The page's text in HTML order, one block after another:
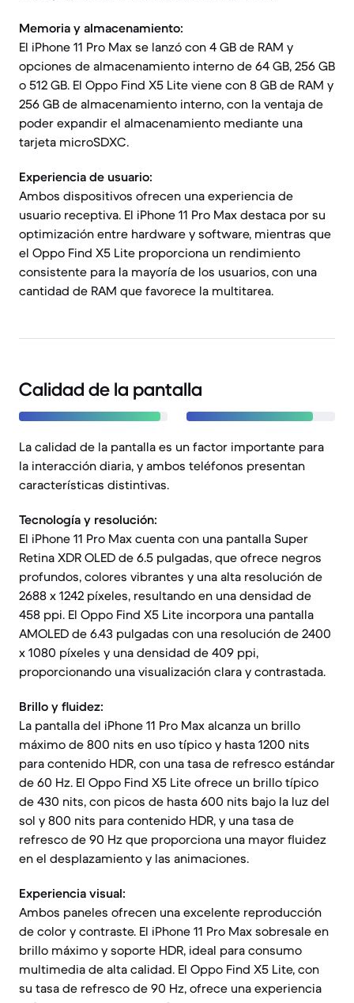
Memoria y almacenamiento:
El iPhone 11 Pro Max se lanzó con 4 GB de RAM y
opciones de almacenamiento interno de 64 GB, 256 GB
o 512 GB. El Oppo Find X5 Lite viene con 8 GB de RAM y
256 GB de almacenamiento interno, con la ventaja de
poder expandir el almacenamiento mediante una
tarjeta microSDXC.
Experiencia de usuario:
Ambos dispositivos ofrecen una experiencia de
usuario receptiva. El iPhone 11 Pro Max destaca por su
optimización entre hardware y software, mientras que
el Oppo Find X5 Lite proporciona un rendimiento
consistente para la mayoría de los usuarios, con una
cantidad de RAM que favorece la multitarea.
Calidad de la pantalla
La calidad de la pantalla es un factor importante para
la interacción diaria, y ambos teléfonos presentan
características distintivas.
Tecnología y resolución:
El iPhone 11 Pro Max cuenta con una pantalla Super
Retina XDR OLED de 6.5 pulgadas, que ofrece negros
profundos, colores vibrantes y una alta resolución de
2688 x 1242 píxeles, resultando en una densidad de
458 ppi. El Oppo Find X5 Lite incorpora una pantalla
AMOLED de 6.43 pulgadas con una resolución de 2400
x 1080 píxeles y una densidad de 409 ppi,
proporcionando una visualización clara y contrastada.
Brillo y fluidez:
La pantalla del iPhone 11 Pro Max alcanza un brillo
máximo de 800 nits en uso típico y hasta 1200 nits
para contenido HDR, con una tasa de refresco estándar
de 60 Hz. El Oppo Find X5 Lite ofrece un brillo típico
de 430 nits, con picos de hasta 600 nits bajo la luz del
sol y 800 nits para contenido HDR, y una tasa de
refresco de 90 Hz que proporciona una mayor fluidez
en el desplazamiento y las animaciones.
Experiencia visual:
Ambos paneles ofrecen una excelente reproducción
de color y contraste. El iPhone 11 Pro Max sobresale en
brillo máximo y soporte HDR, ideal para consumo
multimedia de alta calidad. El Oppo Find X5 Lite, con
su tasa de refresco de 90 Hz, ofrece una experiencia